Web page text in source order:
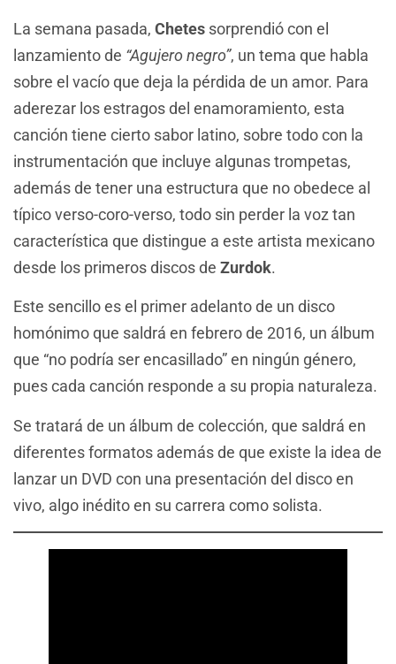
La semana pasada, Chetes sorprendió con el
lanzamiento de “Agujero negro”, un tema que habla
sobre el vacío que deja la pérdida de un amor. Para
aderezar los estragos del enamoramiento, esta
canción tiene cierto sabor latino, sobre todo con la
instrumentación que incluye algunas trompetas,
además de tener una estructura que no obedece al
típico verso-coro-verso, todo sin perder la voz tan
característica que distingue a este artista mexicano
desde los primeros discos de Zurdok.
Este sencillo es el primer adelanto de un disco
homónimo que saldrá en febrero de 2016, un álbum
que “no podría ser encasillado” en ningún género,
pues cada canción responde a su propia naturaleza.
Se tratará de un álbum de colección, que saldrá en
diferentes formatos además de que existe la idea de
lanzar un DVD con una presentación del disco en
vivo, algo inédito en su carrera como solista.